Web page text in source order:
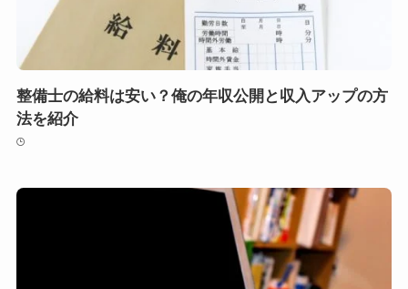
整備士の給料は安い？俺の年収公開と収入アップの方
法を紹介